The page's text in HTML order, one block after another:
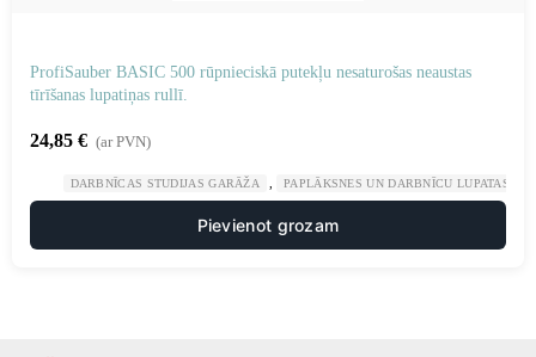
ProfiSauber BASIC 500 rūpnieciskā putekļu nesaturošas neaustas
tīrīšanas lupatiņas rullī.
24,85 € (ar PVN)
DARBNĪCAS STUDIJAS GARĀŽA PAPLĀKSNES UN DARBNĪCU LUPATAS
Pievienot grozam